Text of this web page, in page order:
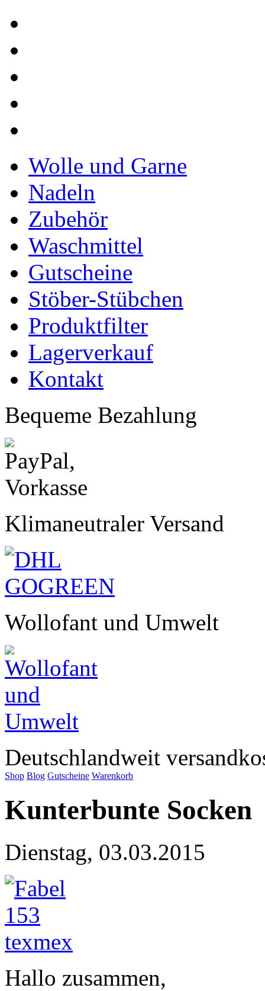
Wolle und Garne
Nadeln
Zubehör
Waschmittel
Gutscheine
Stöber-Stübchen
Produktfilter
Lagerverkauf
Kontakt
Bequeme Bezahlung
Klimaneutraler Versand
Wollofant und Umwelt
Deutschlandweit
Shop Blog Gutscheine Warenkorb
Kunterbunte Socken
Dienstag, 03.03.2015
Hallo zusammen,